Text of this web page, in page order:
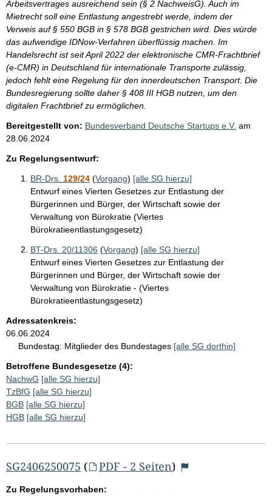
Arbeitsvertrages ausreichend sein (§ 2 NachweisG). Auch im
Mietrecht soll eine Entlastung angestrebt werde, indem der
Verweis auf § 550 BGB in § 578 BGB gestrichen wird. Dies würde
das aufwendige IDNow-Verfahren überflüssig machen. Im
Handelsrecht ist seit April 2022 der elektronische CMR-Frachtbrief
(e-CMR) in Deutschland für internationale Transporte zulässig,
jedoch fehlt eine Regelung für den innerdeutschen Transport. Die
Bundesregierung sollte daher § 408 III HGB nutzen, um den
digitalen Frachtbrief zu ermöglichen.
Bereitgestellt von: Bundesverband Deutsche Startups e.V. am
28.06.2024
Zu Regelungsentwurf:
BR-Drs. 129/24 (Vorgang) [alle SG hierzu]
Entwurf eines Vierten Gesetzes zur Entlastung der
Bürgerinnen und Bürger, der Wirtschaft sowie der
Verwaltung von Bürokratie (Viertes
Bürokratieentlastungsgesetz)
BT-Drs. 20/11306 (Vorgang) [alle SG hierzu]
Entwurf eines Vierten Gesetzes zur Entlastung der
Bürgerinnen und Bürger, der Wirtschaft sowie der
Verwaltung von Bürokratie - (Viertes
Bürokratieentlastungsgesetz)
Adressatenkreis:
06.06.2024
Bundestag: Mitglieder des Bundestages [alle SG dorthin]
Betroffene Bundesgesetze (4):
NachwG [alle SG hierzu]
TzBfG [alle SG hierzu]
BGB [alle SG hierzu]
HGB [alle SG hierzu]
SG2406250075 ( PDF - 2 Seiten)
Zu Regelungsvorhaben: